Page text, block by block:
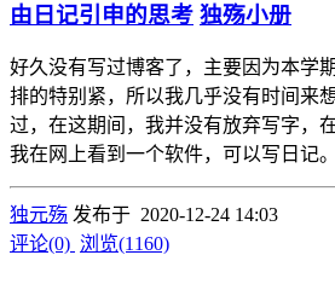
由日记引申的思考 独殇小册
好久没有写过博客了，主要因为本学
排的特别紧，所以我几乎没有时间来
过，在这期间，我并没有放弃写字，
我在网上看到一个软件，可以写日记
独元殇 发布于 2020-12-24 14:03
评论(0) 浏览(1160)